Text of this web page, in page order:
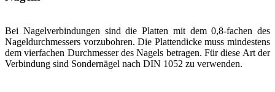
Bei Nagelverbindungen sind die Platten mit dem 0,8-fachen des
Nageldurchmessers vorzubohren. Die Plattendicke muss mindestens
dem vierfachen Durchmesser des Nagels betragen. Für diese Art der
Verbindung sind Sondernägel nach DIN 1052 zu verwenden.